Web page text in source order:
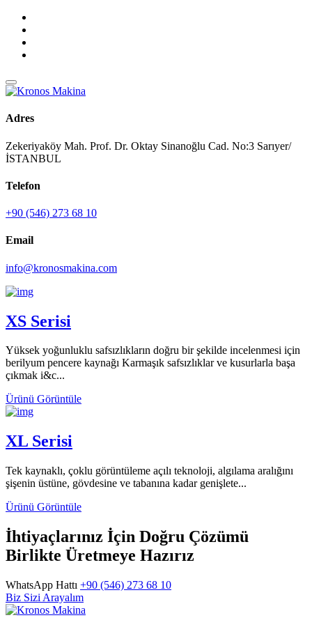
Adres
Zekeriyaköy Mah. Prof. Dr. Oktay Sinanoğlu Cad. No:3 Sarıyer/
İSTANBUL
Telefon
+90 (546) 273 68 10
Email
info@kronosmakina.com
XS Serisi
Yüksek yoğunluklu safsızlıkların doğru bir şekilde incelenmesi için
berilyum pencere kaynağı Karmaşık safsızlıklar ve kusurlarla başa
çıkmak i&c...
Ürünü Görüntüle
XL Serisi
Tek kaynaklı, çoklu görüntüleme açılı teknoloji, algılama aralığını
şişenin üstüne, gövdesine ve tabanına kadar genişlete...
Ürünü Görüntüle
İhtiyaçlarınız İçin Doğru Çözümü
Birlikte Üretmeye Hazırız
WhatsApp Hattı +90 (546) 273 68 10
Biz Sizi Arayalım